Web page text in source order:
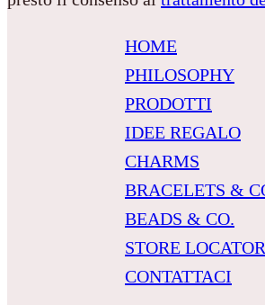
HOME
PHILOSOPHY
PRODOTTI
IDEE REGALO
CHARMS
BRACELETS &
BEADS & CO.
STORE LOCATOR
CONTATTACI